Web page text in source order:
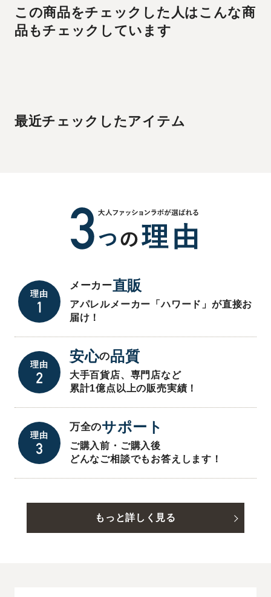
この商品をチェックした人はこんな商
品もチェックしています
最近チェックしたアイテム
理由
メーカー直販
アパレルメーカー「ハワード」が直接お
届け！
理由
安心の品質
大手百貨店、専門店など
累計1億点以上の販売実績！
理由
万全のサポート
ご購入前・ご購入後
どんなご相談でもお答えします！
もっと詳しく見る